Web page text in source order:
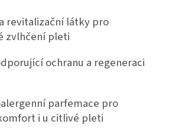
revitalizační látky pro
zvlhčení pleti
ochranu a regeneraci
parfemace pro
i u citlivé pleti